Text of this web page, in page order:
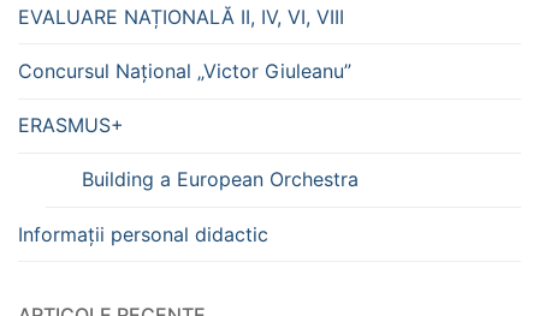
EVALUARE NAȚIONALĂ II, IV, VI, VIII
Concursul Național „Victor Giuleanu”
ERASMUS+
Building a European Orchestra
Informații personal didactic